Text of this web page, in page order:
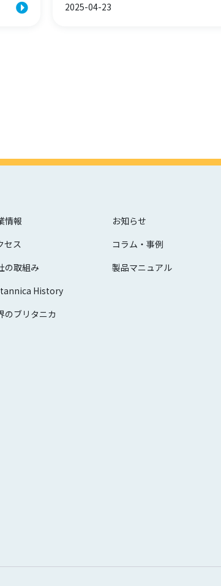
2025-04-23
情報
セス
の取組み
History
のブリタニカ
お知らせ
コラム・事例
製品マニュアル